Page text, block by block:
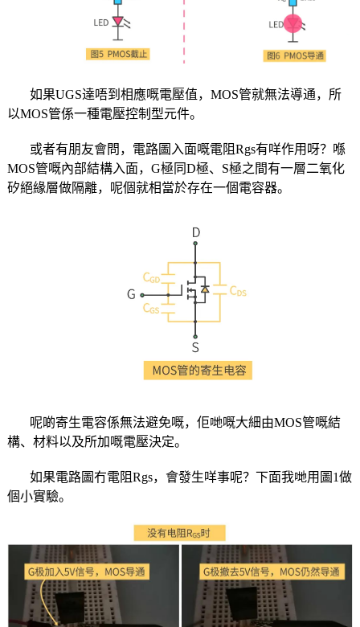
如果UGS達唔到相應嘅電壓值，MOS管就無法導通，所
以MOS管係一種電壓控制型元件。
或者有朋友會問，電路圖入面嘅電阻Rgs有咩作用呀？喺
MOS管嘅內部結構入面，G極同D極、S極之間有一層二氧化
矽絕緣層做隔離，呢個就相當於存在一個電容器。
呢啲寄生電容係無法避免嘅，佢哋嘅大細由MOS管嘅結
構、材料以及所加嘅電壓決定。
如果電路圖冇電阻Rgs，會發生咩事呢？下面我哋用圖1做
個小實驗。